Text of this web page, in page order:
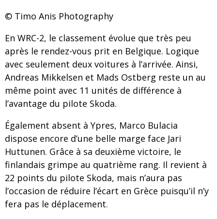
© Timo Anis Photography
En WRC-2, le classement évolue que très peu
après le rendez-vous prit en Belgique. Logique
avec seulement deux voitures à l’arrivée. Ainsi,
Andreas Mikkelsen et Mads Ostberg reste un au
même point avec 11 unités de différence à
l’avantage du pilote Skoda.
Également absent à Ypres, Marco Bulacia
dispose encore d’une belle marge face Jari
Huttunen. Grâce à sa deuxième victoire, le
finlandais grimpe au quatrième rang. Il revient à
22 points du pilote Skoda, mais n’aura pas
l’occasion de réduire l’écart en Grèce puisqu’il n’y
fera pas le déplacement.